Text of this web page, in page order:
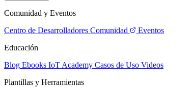
Comunidad y Eventos
Centro de Desarrolladores Comunidad
Eventos
Educación
Blog Ebooks IoT Academy Casos de Uso Videos
Plantillas y Herramientas